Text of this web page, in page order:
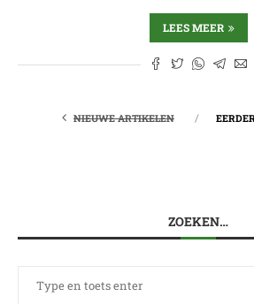
LEES MEER
NIEUWE ARTIKELEN
ZOEKEN…